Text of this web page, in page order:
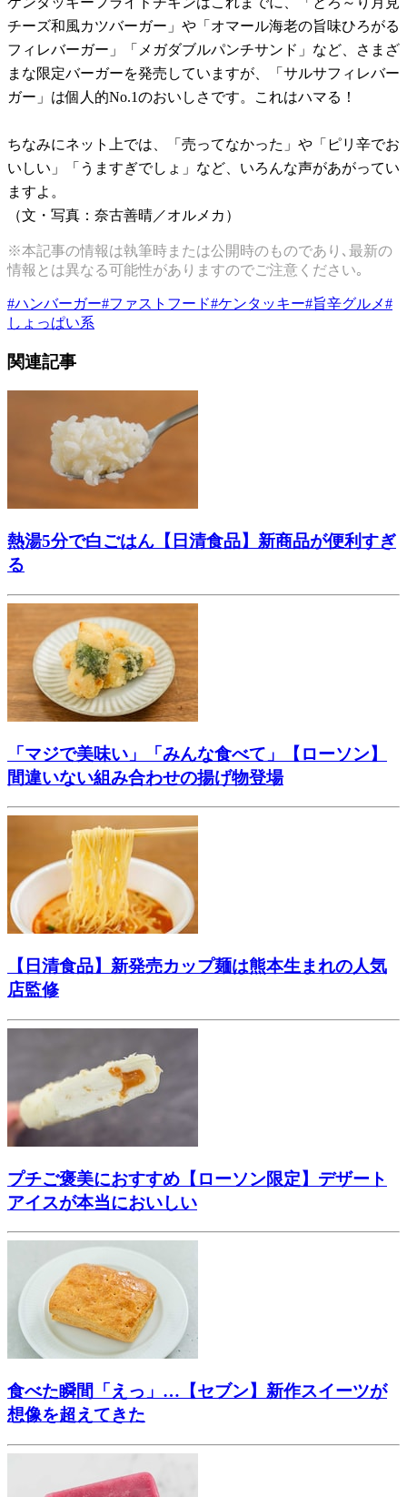
チーズ和風カツバーガー」や「オマール海老の旨味ひろがる
フィレバーガー」「メガダブルパンチサンド」など、さまざ
まな限定バーガーを発売していますが、「サルサフィレバー
ガー」は個人的No.1のおいしさです。これはハマる！
ちなみにネット上では、「売ってなかった」や「ピリ辛でお
いしい」「うますぎでしょ」など、いろんな声があがってい
ますよ。
（文・写真：奈古善晴／オルメカ）
※本記事の情報は執筆時または公開時のものであり､最新の
情報とは異なる可能性がありますのでご注意ください｡
#ハンバーガー#ファストフード#ケンタッキー#旨辛グルメ#
しょっぱい系
関連記事
熱湯5分で白ごはん【日清食品】新商品が便利すぎ
る
「マジで美味い」「みんな食べて」【ローソン】
間違いない組み合わせの揚げ物登場
【日清食品】新発売カップ麺は熊本生まれの人気
店監修
プチご褒美におすすめ【ローソン限定】デザート
アイスが本当においしい
食べた瞬間「えっ」…【セブン】新作スイーツが
想像を超えてきた